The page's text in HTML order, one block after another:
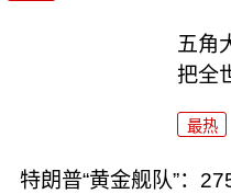
五角
把全
最热
特朗普“黄金舰队”：